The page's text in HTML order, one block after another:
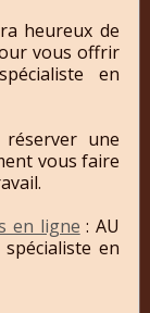
heureux de
vous offrir
en
une
vous faire
en ligne : AU
spécialiste en